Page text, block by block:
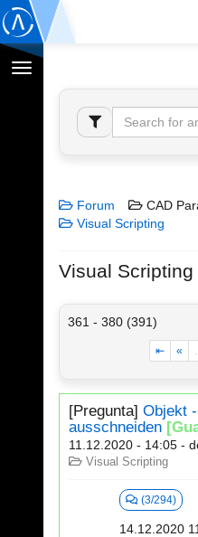
Cambiar
navegación
Forum
CAD
Visual Scripting
Visual Scripting
361 - 380 (391)
⇤ «
[Pregunta] Objekt
ausschneiden
11.12.2020 - 14:05 -
Visual Scripting
(3/294)
14.12.2020